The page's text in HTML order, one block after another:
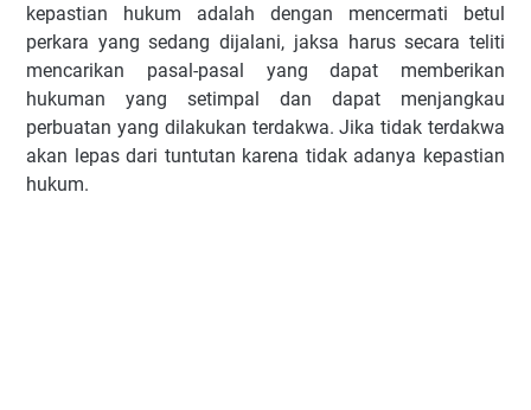
kepastian hukum adalah dengan mencermati betul
perkara yang sedang dijalani, jaksa harus secara teliti
mencarikan pasal-pasal yang dapat memberikan
hukuman yang setimpal dan dapat menjangkau
perbuatan yang dilakukan terdakwa. Jika tidak terdakwa
akan lepas dari tuntutan karena tidak adanya kepastian
hukum.